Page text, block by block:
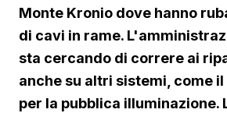
Monte Kronio dove hanno
di cavi in rame.
sta cercando di correre ai
anche su altri sistemi, come
per la pubblica illuminazione.